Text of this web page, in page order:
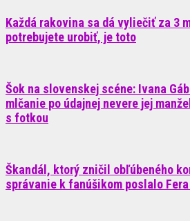
Každá rakovina sa dá vyliečiť za 3
potrebujete urobiť, je toto
Šok na slovenskej scéne: Ivana
mlčanie po údajnej nevere jej
s fotkou
Škandál, ktorý zničil obľúbeného
správanie k fanúšikom poslalo